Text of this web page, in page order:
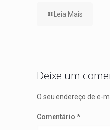
Leia Mais
Deixe um
O seu endereço de e-
Comentário *